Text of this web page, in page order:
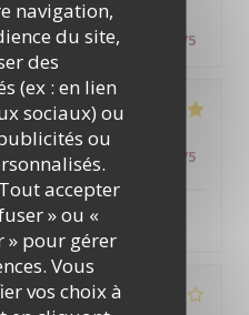
navigation,
du site,
des
(ex : en lien
sociaux) ou
ou
accepter
» ou «
» pour gérer
Vous
vos choix à
: 5/5 Qualité / Prix /5
: 5/5 Qualité / Prix /5
on y mange bien :)